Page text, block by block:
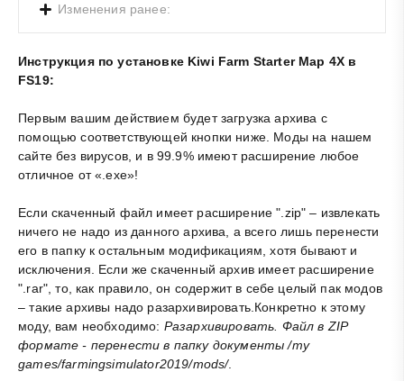
Изменения ранее:
Инструкция по установке Kiwi Farm Starter Map 4X в
FS19:
Первым вашим действием будет загрузка архива с
помощью соответствующей кнопки ниже. Моды на нашем
сайте без вирусов, и в 99.9% имеют расширение любое
отличное от «.exe»!
Если скаченный файл имеет расширение ".zip" – извлекать
ничего не надо из данного архива, а всего лишь перенести
его в папку к остальным модификациям, хотя бывают и
исключения. Если же скаченный архив имеет расширение
".rar", то, как правило, он содержит в себе целый пак модов
– такие архивы надо разархивировать.Конкретно к этому
моду, вам необходимо: Разархивировать. Файл в ZIP
формате - перенести в папку документы /my
games/farmingsimulator2019/mods/.